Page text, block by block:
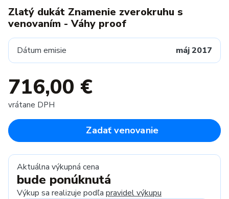
Zlatý dukát Znamenie zverokruhu s
venovaním - Váhy proof
Dátum emisie máj 2017
716,00 €
vrátane DPH
Zadať venovanie
Aktuálna výkupná cena
bude ponúknutá
Výkup sa realizuje podľa pravidel výkupu